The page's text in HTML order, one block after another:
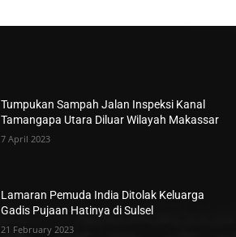
Tumpukan Sampah Jalan Inspeksi Kanal
Tamangapa Utara Diluar Wilayah Makassar
7 April 2023
Lamaran Pemuda India Ditolak Keluarga
Gadis Pujaan Hatinya di Sulsel
21 February 2023